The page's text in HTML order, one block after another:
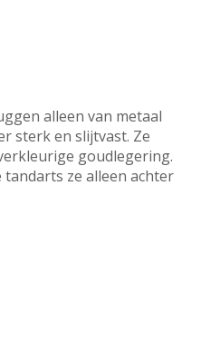
alleen van metaal
sterk en slijtvast. Ze
goudlegering.
ze alleen achter